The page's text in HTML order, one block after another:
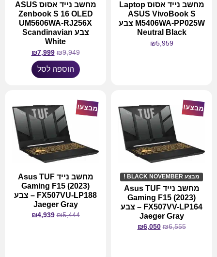
מחשב נייד אסוס Laptop
ASUS VivoBook S
M5406WA-PP025W צבע
Neutral Black
₪5,959
מחשב נייד אסוס ASUS
Zenbook S 16 OLED
UM5606WA-RJ256X
צבע Scandinavian
White
₪9,949
₪7,999
הוספה לסל
מבצע!
מבצע BLACK NOVEMBER !
מחשב נייד Asus TUF
Gaming F15 (2023)
FX507VV-LP164 – צבע
Jaeger Gray
₪6,555
₪6,050
מבצע!
מחשב נייד Asus TUF
Gaming F15 (2023)
FX507VU-LP188 – צבע
Jaeger Gray
₪5,444
₪4,939